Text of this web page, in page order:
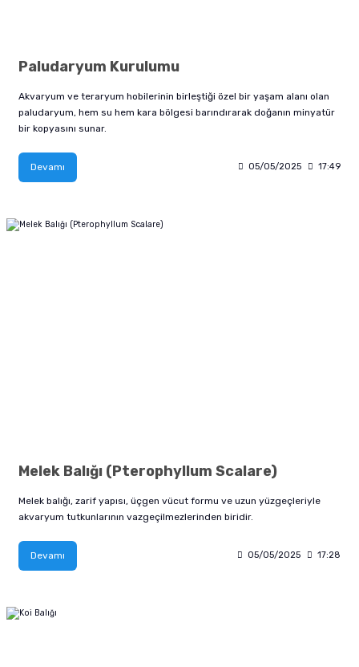
Paludaryum Kurulumu
Akvaryum ve teraryum hobilerinin birleştiği özel bir yaşam alanı olan
paludaryum, hem su hem kara bölgesi barındırarak doğanın minyatür
bir kopyasını sunar.
Devamı 05/05/2025 17:49
Melek Balığı (Pterophyllum Scalare)
Melek balığı, zarif yapısı, üçgen vücut formu ve uzun yüzgeçleriyle
akvaryum tutkunlarının vazgeçilmezlerinden biridir.
Devamı 05/05/2025 17:28